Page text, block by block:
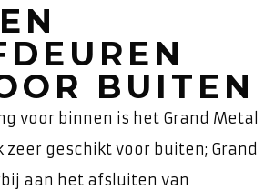
BUITEN
voor binnen is het Grand Metal
zeer geschikt voor buiten; Grand
aan het afsluiten van